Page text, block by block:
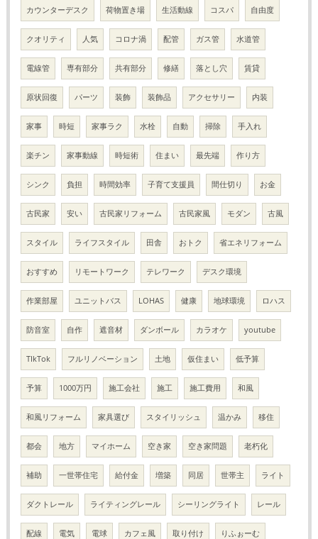
カウンターデスク 荷物置き場 生活動線 コスパ 自由度
クオリティ 人気 コロナ渦 配管 ガス管 水道管
電線管 専有部分 共有部分 修繕 落とし穴 賃貸
原状回復 パーツ 装飾 装飾品 アクセサリー 内装
家事 時短 家事ラク 水栓 自動 掃除 手入れ
楽チン 家事動線 時短術 住まい 最先端 作り方
シンク 負担 時間効率 子育て支援員 間仕切り お金
古民家 安い 古民家リフォーム 古民家風 モダン 古風
スタイル ライフスタイル 田舎 おトク 省エネリフォーム
おすすめ リモートワーク テレワーク デスク環境
作業部屋 ユニットバス LOHAS 健康 地球環境 ロハス
防音室 自作 遮音材 ダンボール カラオケ youtube
TIkTok フルリノベーション 土地 仮住まい 低予算
予算 1000万円 施工会社 施工 施工費用 和風
和風リフォーム 家具選び スタイリッシュ 温かみ 移住
都会 地方 マイホーム 空き家 空き家問題 老朽化
補助 一世帯住宅 給付金 増築 同居 世帯主 ライト
ダクトレール ライティングレール シーリングライト レール
配線 電気 電球 カフェ風 取り付け りふぉーむ